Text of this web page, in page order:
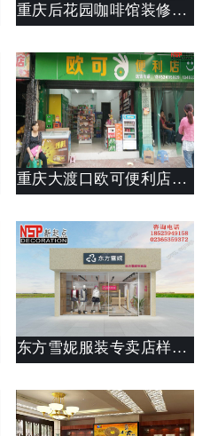
重庆后花园咖啡馆装修案例_店面设计思路说明_斯戴特工装公司
重庆大渡口欧可便利店装修
东方雪妮服装专卖店样板间装修设计说明(图文)